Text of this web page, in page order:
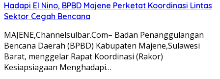
Hadapi El Nino, BPBD Majene Perketat Koordinasi Lintas
Sektor Cegah Bencana
MAJENE,Channelsulbar.Com– Badan Penanggulangan
Bencana Daerah (BPBD) Kabupaten Majene,Sulawesi
Barat, menggelar Rapat Koordinasi (Rakor)
Kesiapsiagaan Menghadapi…